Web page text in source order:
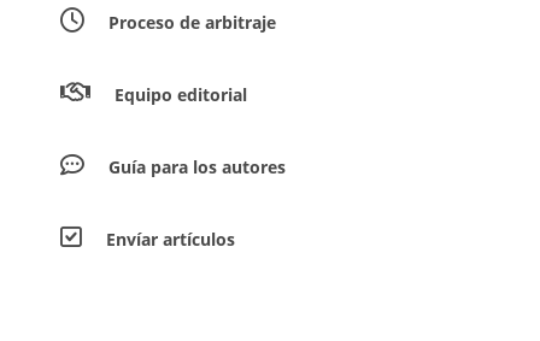
Proceso de arbitraje
Equipo editorial
Guía para los autores
Envíar artículos